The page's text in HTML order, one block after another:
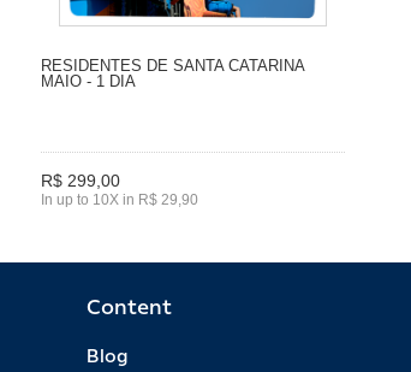
RESIDENTES DE SANTA CATARINA
MAIO - 1 DIA
R$ 299,00
In up to 10X in R$ 29,90
Content
Blog